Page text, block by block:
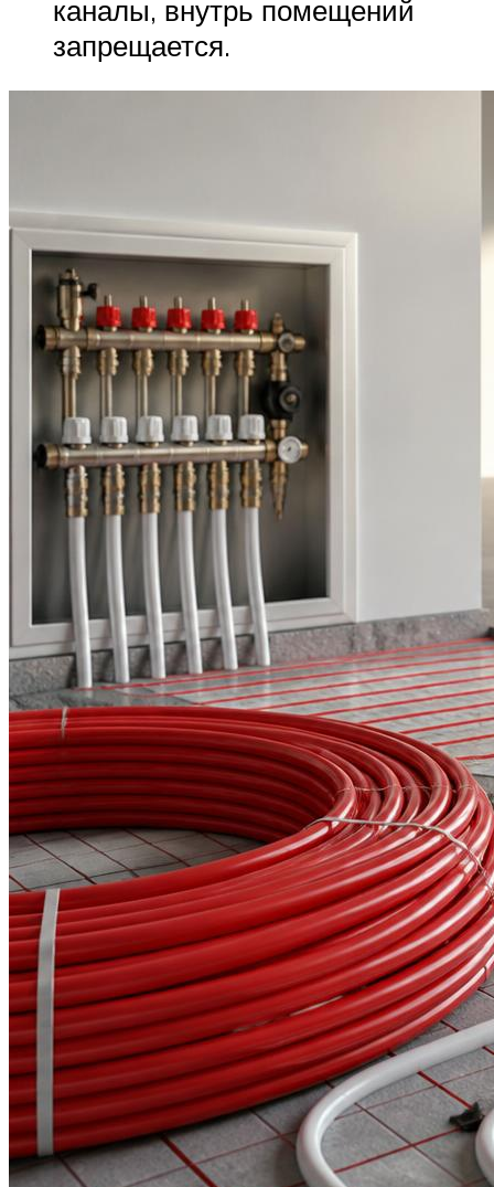
каналы, внутрь помещений
запрещается.